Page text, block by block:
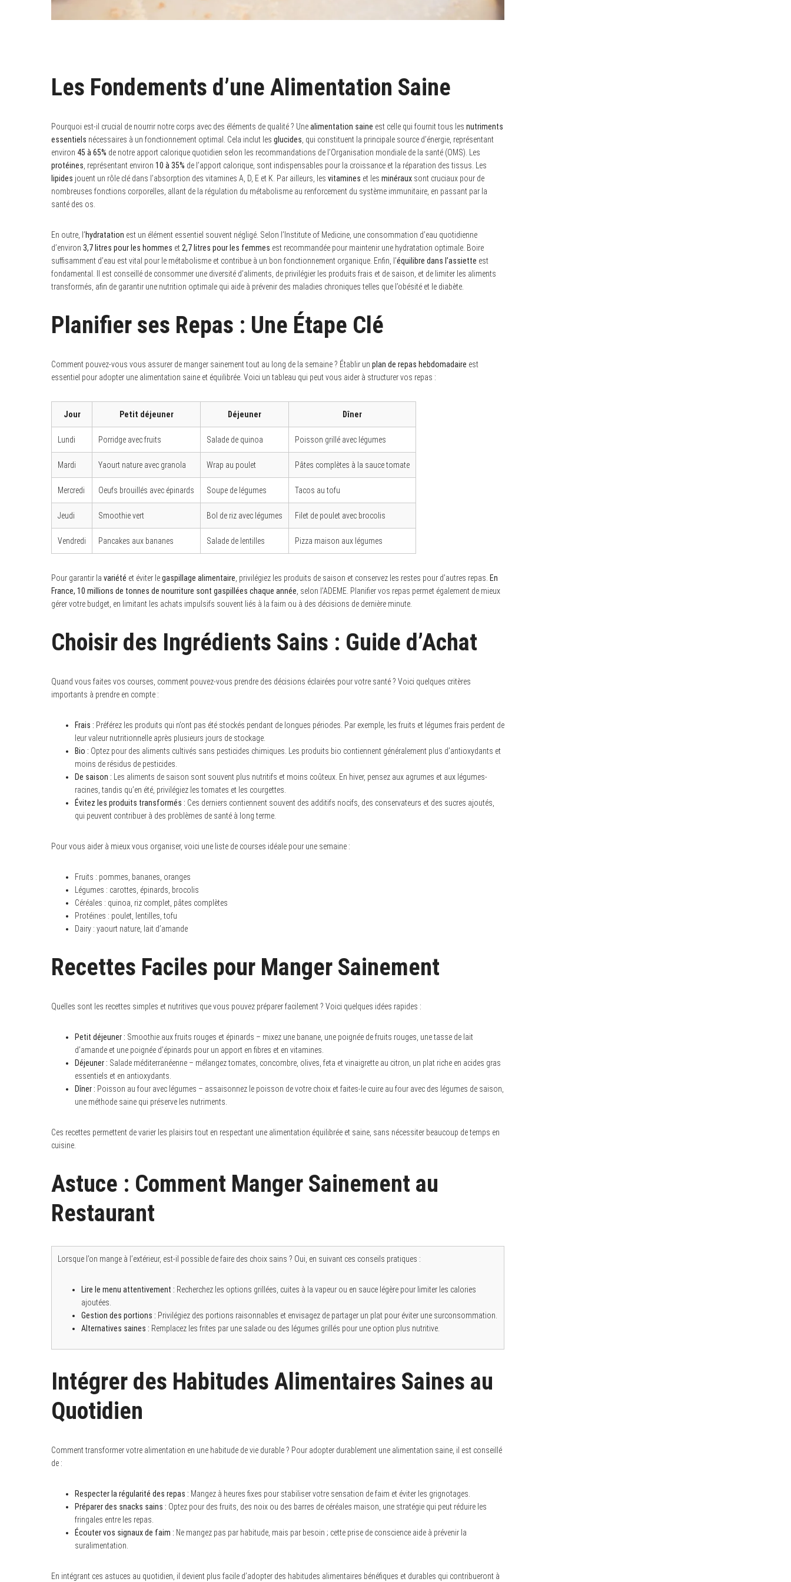
Les Fondements d’une Alimentation Saine
Pourquoi est-il crucial de nourrir notre corps avec des éléments de qualité ? Unealimentation saine est celle qui fournit tous les nutriments
essentiels nécessaires à un fonctionnement optimal. Cela inclut les glucides , qui constituent la principale source d’énergie, représentant
environ 45 à 65% de notre apport calorique quotidien selon les recommandations de l’Organisation mondiale de la santé (OMS). Les
protéines , représentant environ 10 à 35% de l’apport calorique, sont indispensables pour la croissance et la réparation des tissus. Les
lipides jouent un rôle clé dans l’absorption des vitamines A, D, E et K. Par ailleurs, les vitamines et les minéraux sont cruciaux pour de
nombreuses fonctions corporelles, allant de la régulation du métabolisme au renforcement du système immunitaire, en passant par la
santé des os.
En outre, l’hydratation est un élément essentiel souvent négligé. Selon l’Institute of Medicine, une consommation d’eau quotidienne
d’environ 3,7 litres pour les hommes et 2,7 litres pour les femmes est recommandée pour maintenir une hydratation optimale. Boire
suffisamment d’eau est vital pour le métabolisme et contribue à un bon fonctionnement organique. Enfin, l’équilibre dans l’assiette est
fondamental. Il est conseillé de consommer une diversité d’aliments, de privilégier les produits frais et de saison, et de limiter les aliments
transformés, afin de garantir une nutrition optimale qui aide à prévenir des maladies chroniques telles que l’obésité et le diabète.
Planifier ses Repas : Une Étape Clé
Comment pouvez-vous vous assurer de manger sainement tout au long de la semaine ? Établir un plan de repas hebdomadaire est
essentiel pour adopter une alimentation saine et équilibrée. Voici un tableau qui peut vous aider à structurer vos repas :
Jour Petit déjeuner Déjeuner Dîner
Lundi Porridge avec fruits Salade de quinoa Poisson grillé avec légumes
Mardi Yaourt nature avec granola Wrap au poulet Pâtes complètes à la sauce tomate
Mercredi Oeufs brouillés avec épinards Soupe de légumes Tacos au tofu
Jeudi Smoothie vert Bol de riz avec légumes Filet de poulet avec brocolis
Vendredi Pancakes aux bananes Salade de lentilles Pizza maison aux légumes
Pour garantir la variété et éviter legaspillage alimentaire , privilégiez les produits de saison et conservez les restes pour d’autres repas. En
France, 10 millions de tonnes de nourriture sont gaspillées chaque année , selon l’ADEME. Planifier vos repas permet également de mieux
gérer votre budget, en limitant les achats impulsifs souvent liés à la faim ou à des décisions de dernière minute.
Choisir des Ingrédients Sains : Guide d’Achat
Quand vous faites vos courses, comment pouvez-vous prendre des décisions éclairées pour votre santé ? Voici quelques critères
importants à prendre en compte :
Frais : Préférez les produits qui n’ont pas été stockés pendant de longues périodes. Par exemple, les fruits et légumes frais perdent de
leur valeur nutritionnelle après plusieurs jours de stockage.
Bio : Optez pour des aliments cultivés sans pesticides chimiques. Les produits bio contiennent généralement plus d’antioxydants et
moins de résidus de pesticides.
De saison : Les aliments de saison sont souvent plus nutritifs et moins coûteux. En hiver, pensez aux agrumes et aux légumes-
racines, tandis qu’en été, privilégiez les tomates et les courgettes.
Évitez les produits transformés : Ces derniers contiennent souvent des additifs nocifs, des conservateurs et des sucres ajoutés,
qui peuvent contribuer à des problèmes de santé à long terme.
Pour vous aider à mieux vous organiser, voici une liste de courses idéale pour une semaine :
Fruits : pommes, bananes, oranges
Légumes : carottes, épinards, brocolis
Céréales : quinoa, riz complet, pâtes complètes
Protéines : poulet, lentilles, tofu
Dairy : yaourt nature, lait d’amande
Recettes Faciles pour Manger Sainement
Quelles sont les recettes simples et nutritives que vous pouvez préparer facilement ? Voici quelques idées rapides :
Petit déjeuner : Smoothie aux fruits rouges et épinards – mixez une banane, une poignée de fruits rouges, une tasse de lait
d’amande et une poignée d’épinards pour un apport en fibres et en vitamines.
Déjeuner : Salade méditerranéenne – mélangez tomates, concombre, olives, feta et vinaigrette au citron, un plat riche en acides gras
essentiels et en antioxydants.
Dîner : Poisson au four avec légumes – assaisonnez le poisson de votre choix et faites-le cuire au four avec des légumes de saison,
une méthode saine qui préserve les nutriments.
Ces recettes permettent de varier les plaisirs tout en respectant une alimentation équilibrée et saine, sans nécessiter beaucoup de temps en
cuisine.
Astuce : Comment Manger Sainement au
Restaurant
Lorsque l’on mange à l’extérieur, est-il possible de faire des choix sains ? Oui, en suivant ces conseils pratiques :
Lire le menu attentivement : Recherchez les options grillées, cuites à la vapeur ou en sauce légère pour limiter les calories
ajoutées.
Gestion des portions : Privilégiez des portions raisonnables et envisagez de partager un plat pour éviter une surconsommation.
Alternatives saines : Remplacez les frites par une salade ou des légumes grillés pour une option plus nutritive.
Intégrer des Habitudes Alimentaires Saines au
Quotidien
Comment transformer votre alimentation en une habitude de vie durable ? Pour adopter durablement une alimentation saine, il est conseillé
de :
Respecter la régularité des repas : Mangez à heures fixes pour stabiliser votre sensation de faim et éviter les grignotages.
Préparer des snacks sains : Optez pour des fruits, des noix ou des barres de céréales maison, une stratégie qui peut réduire les
fringales entre les repas.
Écouter vos signaux de faim : Ne mangez pas par habitude, mais par besoin ; cette prise de conscience aide à prévenir la
suralimentation.
En intégrant ces astuces au quotidien, il devient plus facile d’adopter des habitudes alimentaires bénéfiques et durables qui contribueront à
e
a